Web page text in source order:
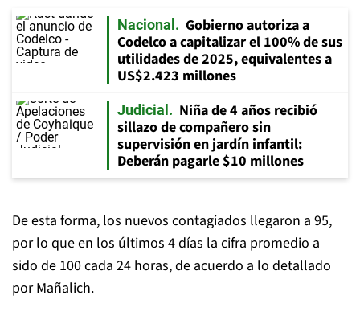
Nacional
Gobierno autoriza a
Codelco a capitalizar el 100% de sus
utilidades de 2025, equivalentes a
US$2.423 millones
Judicial
Niña de 4 años recibió
sillazo de compañero sin
supervisión en jardín infantil:
Deberán pagarle $10 millones
De esta forma, los nuevos contagiados llegaron a 95,
por lo que en los últimos 4 días la cifra promedio a
sido de 100 cada 24 horas, de acuerdo a lo detallado
por Mañalich.